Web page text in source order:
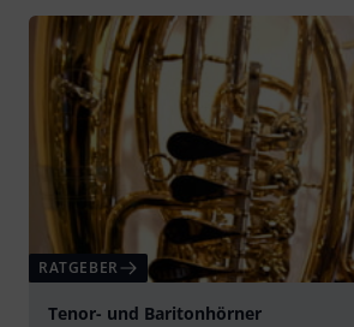
RATGEBER
Tenor- und Baritonhörner